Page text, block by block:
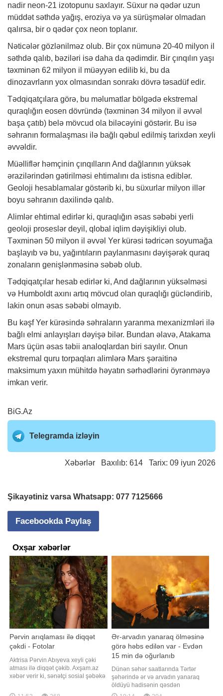
nadir neon-21 izotopunu saxlayır. Süxur nə qədər uzun
müddət səthdə yağış, eroziya və ya sürüşmələr olmadan
qalırsa, bir o qədər çox neon toplanır.
Nəticələr gözlənilməz olub. Bir çox nümunə 20-40 milyon il
səthdə qalıb, bəziləri isə daha da qədimdir. Bir çınqılın yaşı
təxminən 62 milyon il müəyyən edilib ki, bu da
dinozavrların yox olmasından sonrakı dövrə təsadüf edir.
Tədqiqatçılara görə, bu məlumatlar bölgədə ekstremal
quraqlığın eosen dövründə (təxminən 34 milyon il əvvəl
başa çatıb) belə mövcud ola biləcəyini göstərir. Bu isə
səhranın formalaşması ilə bağlı qəbul edilmiş tarixdən xeyli
əvvəldir.
Müəlliflər həmçinin çınqılların And dağlarının yüksək
ərazilərindən gətirilməsi ehtimalını da istisna ediblər.
Geoloji hesablamalar göstərib ki, bu süxurlar milyon illər
boyu səhranın daxilində qalıb.
Alimlər ehtimal edirlər ki, quraqlığın əsas səbəbi yerli
geoloji proseslər deyil, qlobal iqlim dəyişikliyi olub.
Təxminən 50 milyon il əvvəl Yer kürəsi tədricən soyumağa
başlayıb və bu, yağıntıların paylanmasını dəyişərək quraq
zonaların genişlənməsinə səbəb olub.
Tədqiqatçılar hesab edirlər ki, And dağlarının yüksəlməsi
və Humboldt axını artıq mövcud olan quraqlığı gücləndirib,
lakin onun əsas səbəbi olmayıb.
Bu kəşf Yer kürəsində səhraların yaranma mexanizmləri ilə
bağlı elmi anlayışları dəyişə bilər. Bundan əlavə, Atakama
Mars üçün əsas təbii analoqlardan biri sayılır. Onun
ekstremal quru torpaqları alimlərə Mars şəraitinə
maksimum yaxın mühitdə həyatın sərhədlərini öyrənməyə
imkan verir.
BiG.Az
Telegramda izləyin
Xəbərlər Baxılıb: 614 Tarix: 09 iyun 2026
Şikayətiniz varsa Whatsapp: 077 7125666
Facebookda Paylaş
Oxşar xəbərlər
Pərvin arıqlaması ilə diqqət
çəkdi - Fotolar
Aktrisa Pərvin Abıyeva xeyli çəki
atması ilə diqqət çəkib. Axşam.az
xəbər verir ki, sənətçi sosial şəbəkə
ilə bölüşüb. Paylaşımlarda onun
Ər-arvadın yanaraq ölməsinə
görə həbs edilən var - Evdən
15 min də oğurlanıb
Dünən səhər saatlarında Tərtər
şəhərində ər və arvadın yanaraq
öldüyü hadisənin qəsdən
törədilməsi bəlli olub.